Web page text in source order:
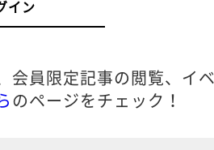
イン
会員限定記事の閲覧、イ
のページをチェック！